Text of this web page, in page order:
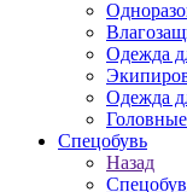
Одежда
Одежда
Спецобувь
Назад